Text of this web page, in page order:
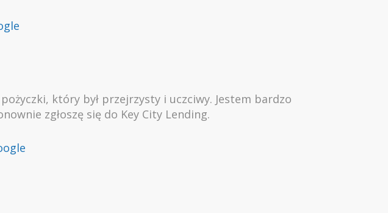
który był przejrzysty i uczciwy. Jestem bardzo
zgłoszę się do Key City Lending.